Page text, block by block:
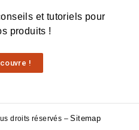
et tutoriels pour
produits !
!
droits réservés –Sitemap